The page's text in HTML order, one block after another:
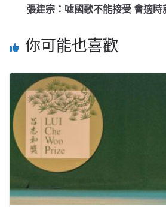
張建宗：噓國歌不能接受 會適
你可能也喜歡